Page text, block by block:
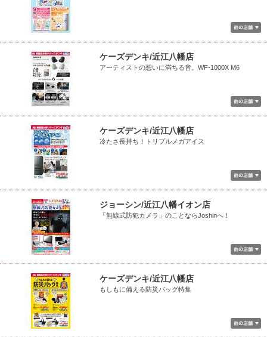
ケーズデンキ/近江八幡店
アーティストの想いに満ちる音。WF-1000X M6
ケーズデンキ/近江八幡店
冷たさ長持ち！トリプルメガアイス
ジョーシン/近江八幡イオン店
「無線式防犯カメラ」のことならJoshinへ！
ケーズデンキ/近江八幡店
もしもに備える防災バッグ特集